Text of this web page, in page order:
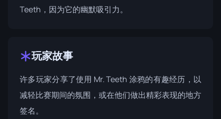
Teeth，因为它的幽默吸引力。
玩家故事
许多玩家分享了使用 Mr. Teeth 涂鸦的有趣经历，以
减轻比赛期间的氛围，或在他们做出精彩表现的地方
签名。